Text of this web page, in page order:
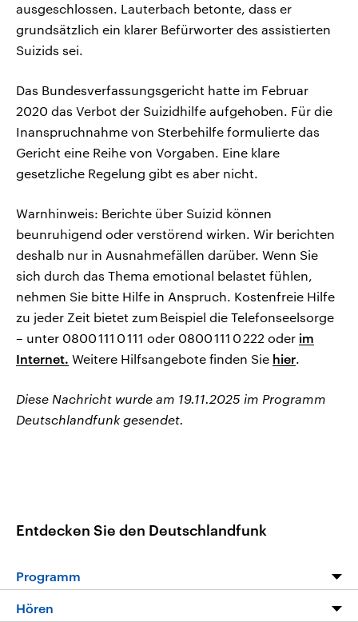
ausgeschlossen. Lauterbach betonte, dass er
grundsätzlich ein klarer Befürworter des assistierten
Suizids sei.
Das Bundesverfassungsgericht hatte im Februar
2020 das Verbot der Suizidhilfe aufgehoben. Für die
Inanspruchnahme von Sterbehilfe formulierte das
Gericht eine Reihe von Vorgaben. Eine klare
gesetzliche Regelung gibt es aber nicht.
Warnhinweis: Berichte über Suizid können
beunruhigend oder verstörend wirken. Wir berichten
deshalb nur in Ausnahmefällen darüber. Wenn Sie
sich durch das Thema emotional belastet fühlen,
nehmen Sie bitte Hilfe in Anspruch. Kostenfreie Hilfe
zu jeder Zeit bietet zum Beispiel die Telefonseelsorge
– unter 0800 111 0 111 oder 0800 111 0 222 oder im
Internet. Weitere Hilfsangebote finden Sie hier.
Diese Nachricht wurde am 19.11.2025 im Programm
Deutschlandfunk gesendet.
Entdecken Sie den Deutschlandfunk
Programm
Programm
Hören